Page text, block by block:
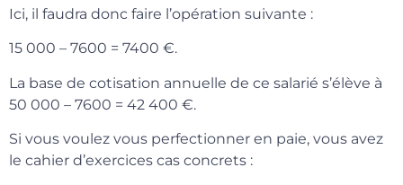
Ici, il faudra donc faire l’opération suivante :
15 000 – 7600 = 7400 €.
La base de cotisation annuelle de ce salarié s’élève à
50 000 – 7600 = 42 400 €.
Si vous voulez vous perfectionner en paie, vous avez
le cahier d’exercices cas concrets :